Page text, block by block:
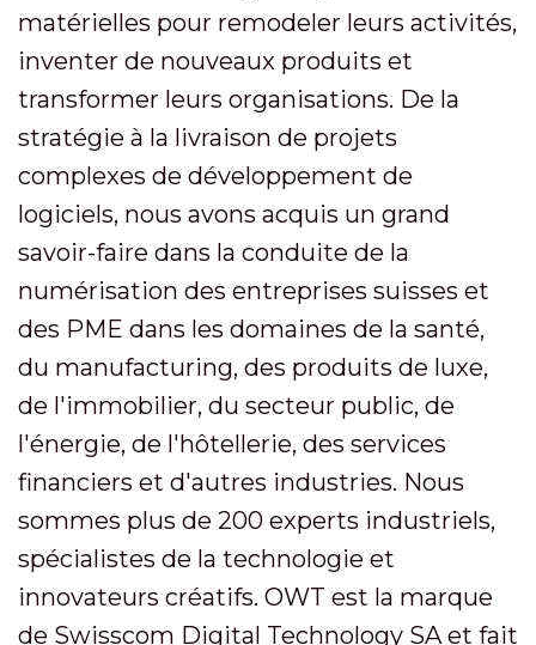
matérielles pour remodeler leurs activités,
inventer de nouveaux produits et
transformer leurs organisations. De la
stratégie à la livraison de projets
complexes de développement de
logiciels, nous avons acquis un grand
savoir-faire dans la conduite de la
numérisation des entreprises suisses et
des PME dans les domaines de la santé,
du manufacturing, des produits de luxe,
de l'immobilier, du secteur public, de
l'énergie, de l'hôtellerie, des services
financiers et d'autres industries. Nous
sommes plus de 200 experts industriels,
spécialistes de la technologie et
innovateurs créatifs. OWT est la marque
de Swisscom Digital Technology SA et fait